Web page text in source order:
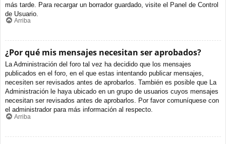
más tarde. Para recargar un borrador guardado, visite el Panel de Control
de Usuario.
Arriba
¿Por qué mis mensajes necesitan ser aprobados?
La Administración del foro tal vez ha decidido que los mensajes
publicados en el foro, en el que estas intentando publicar mensajes,
necesiten ser revisados antes de aprobarlos. También es posible que La
Administración le haya ubicado en un grupo de usuarios cuyos mensajes
necesitan ser revisados antes de aprobarlos. Por favor comuníquese con
el administrador para más información al respecto.
Arriba